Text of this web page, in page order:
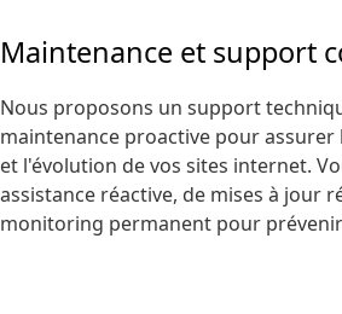
Maintenance et support
Nous proposons un support
maintenance proactive pour assurer
et l'évolution de vos sites internet.
assistance réactive, de mises à jour
monitoring permanent pour